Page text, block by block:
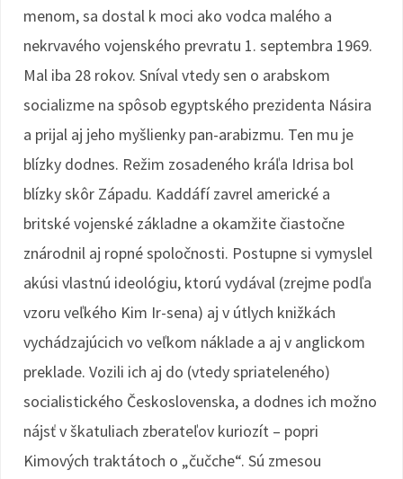
menom, sa dostal k moci ako vodca malého a
nekrvavého vojenského prevratu 1. septembra 1969.
Mal iba 28 rokov. Sníval vtedy sen o arabskom
socializme na spôsob egyptského prezidenta Násira
a prijal aj jeho myšlienky pan-arabizmu. Ten mu je
blízky dodnes. Režim zosadeného kráľa Idrisa bol
blízky skôr Západu. Kaddáfí zavrel americké a
britské vojenské základne a okamžite čiastočne
znárodnil aj ropné spoločnosti. Postupne si vymyslel
akúsi vlastnú ideológiu, ktorú vydával (zrejme podľa
vzoru veľkého Kim Ir-sena) aj v útlych knižkách
vychádzajúcich vo veľkom náklade a aj v anglickom
preklade. Vozili ich aj do (vtedy spriateleného)
socialistického Československa, a dodnes ich možno
nájsť v škatuliach zberateľov kuriozít – popri
Kimových traktátoch o „čučche“. Sú zmesou